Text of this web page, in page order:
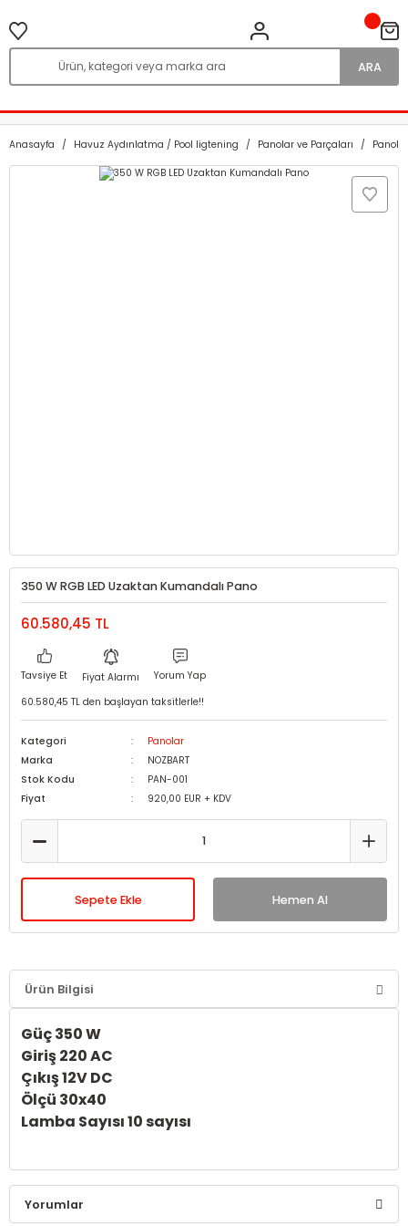
ARA
Anasayfa Havuz Aydınlatma / Pool ligtening Panolar ve Parçaları Panolar
350 W RGB LED Uzaktan Kumandalı Pano
60.580,45 TL
Tavsiye Et Fiyat Alarmı
Yorum Yap
60.580,45 TL den başlayan taksitlerle!!
Kategori
Panolar
Marka
NOZBART
Stok Kodu
PAN-001
Fiyat
920,00 EUR + KDV
Sepete Ekle Hemen Al
Ürün Bilgisi
Güç350 W
Giriş220 AC
Çıkış12V DC
Ölçü 30x40
Lamba Sayısı10 sayısı
Yorumlar